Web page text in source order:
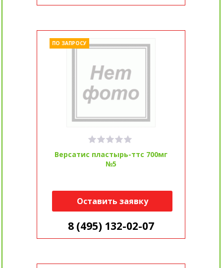
Версатис пластырь-ттс 700мг
№5
ПО ЗАПРОСУ
Оставить заявку
8 (495) 132-02-07